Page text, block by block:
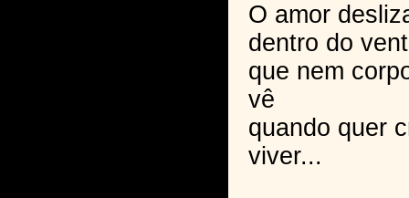
O amor
dentro do
que nem
vê
quando quer
viver...